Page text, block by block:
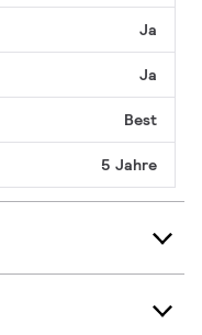
Ja
Ja
Best
5 Jahre